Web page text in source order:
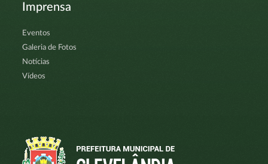
Imprensa
Eventos
Galeria de Fotos
Notícias
Vídeos